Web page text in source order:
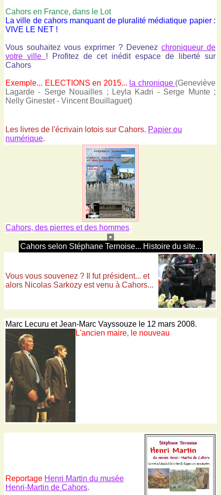
Cahors en France, dans le Lot
La ville de cahors manquant de pluralité médiatique papier :
VIVE LE NET !
Vous souhaitez vous exprimer ? Devenez chroniqueur de
votre ville ! Profitez de cet inédit espace de liberté sur
Cahors
Exemple... ELECTIONS en 2015... la chronique (Geneviève
Lagarde - Serge Nouailles ; Leyla Kadri - Serge Munte ;
Nelly Ginestet - Vincent Bouillaguet)
Les livres de l'écrivain lotois sur Cahors. Papier ou
numérique.
Cahors, des pierres et des hommes.
Cahors selon Stéphane Ternoise... Histoire du site...
Vous vous souvenez ? Il fut président... et
alors Nicolas Sarkozy est venu à Cahors...
Marc Lecuru et Jean-Marc Vayssouze le 12 mars 2008.
L'ancien maire, le nouveau
Reportage Henri Martin du musée
Henri-Martin de Cahors.